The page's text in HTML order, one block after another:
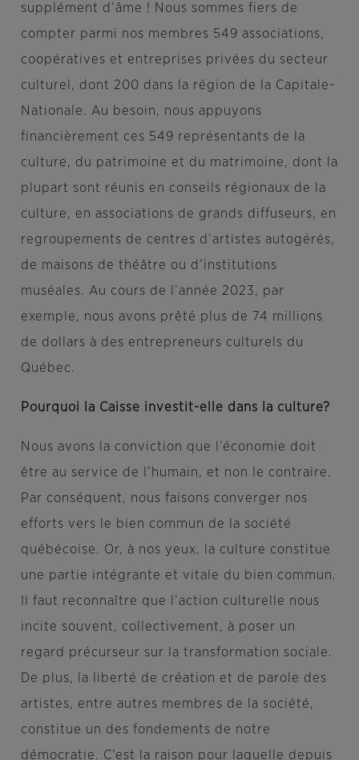
supplément d’âme ! Nous sommes fiers de
compter parmi nos membres 549 associations,
coopératives et entreprises privées du secteur
culturel, dont 200 dans la région de la Capitale-
Nationale. Au besoin, nous appuyons
financièrement ces 549 représentants de la
culture, du patrimoine et du matrimoine, dont la
plupart sont réunis en conseils régionaux de la
culture, en associations de grands diffuseurs, en
regroupements de centres d’artistes autogérés,
de maisons de théâtre ou d’institutions
muséales. Au cours de l’année 2023, par
exemple, nous avons prêté plus de 74 millions
de dollars à des entrepreneurs culturels du
Québec.
Pourquoi la Caisse investit-elle dans la culture?
Nous avons la conviction que l’économie doit
être au service de l’humain, et non le contraire.
Par conséquent, nous faisons converger nos
efforts vers le bien commun de la société
québécoise. Or, à nos yeux, la culture constitue
une partie intégrante et vitale du bien commun.
Il faut reconnaître que l’action culturelle nous
incite souvent, collectivement, à poser un
regard précurseur sur la transformation sociale.
De plus, la liberté de création et de parole des
artistes, entre autres membres de la société,
constitue un des fondements de notre
démocratie. C’est la raison pour laquelle depuis